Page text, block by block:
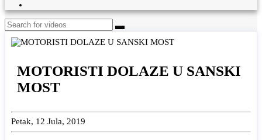
MOTORISTI DOLAZE U SANSKI
MOST
Petak, 12 Jula, 2019